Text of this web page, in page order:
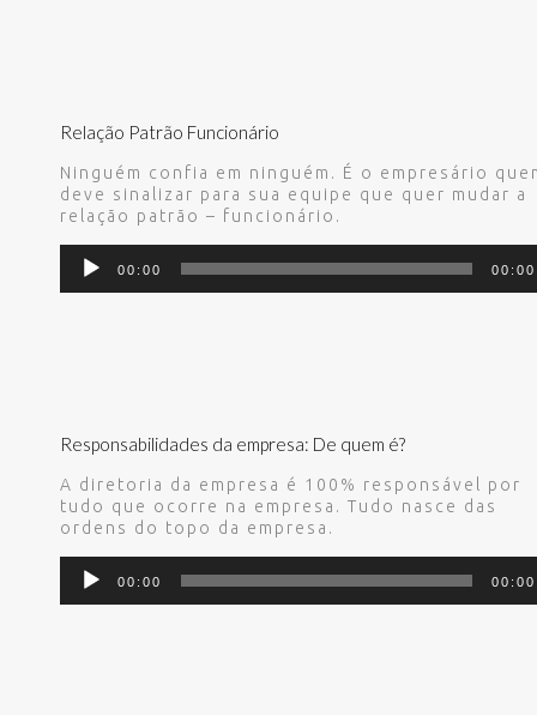
Relação Patrão Funcionário
Ninguém confia em ninguém. É o empresário
deve sinalizar para sua equipe que quer mudar a
relação patrão – funcionário.
Tocador
00:00 00:00
Responsabilidades da empresa: De quem é?
A diretoria da empresa é 100% responsável por
tudo que ocorre na empresa. Tudo nasce das
ordens do topo da empresa.
Tocador
00:00 00:00